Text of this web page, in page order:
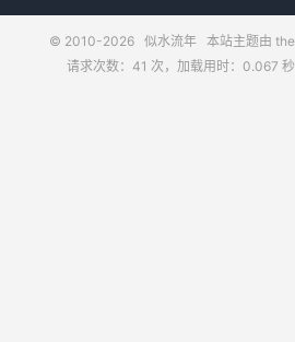
© 2010-2026 似水流年本站主题由
请求次数：41 次，加载用时：0.067